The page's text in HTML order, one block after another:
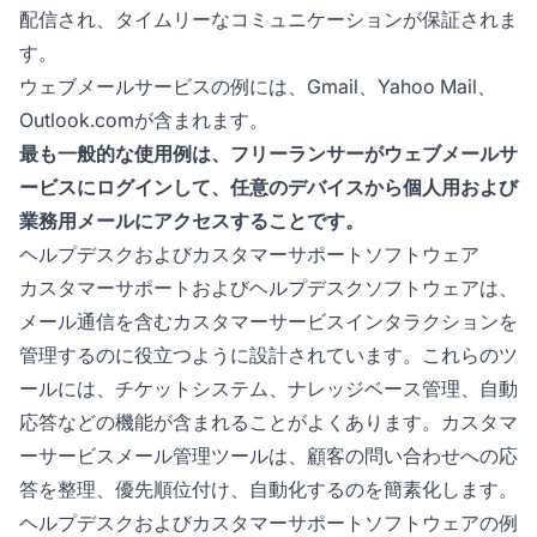
配信され、タイムリーなコミュニケーションが保証されま
す。
ウェブメールサービスの例には、Gmail、Yahoo Mail、
Outlook.comが含まれます。
最も一般的な使用例は、フリーランサーがウェブメールサ
ービスにログインして、任意のデバイスから個人用および
業務用メールにアクセスすることです。
ヘルプデスクおよびカスタマーサポートソフトウェア
カスタマーサポートおよびヘルプデスクソフトウェアは、
メール通信を含むカスタマーサービスインタラクションを
管理するのに役立つように設計されています。これらのツ
ールには、チケットシステム、ナレッジベース管理、自動
応答などの機能が含まれることがよくあります。カスタマ
ーサービスメール管理ツールは、顧客の問い合わせへの応
答を整理、優先順位付け、自動化するのを簡素化します。
ヘルプデスクおよびカスタマーサポートソフトウェアの例